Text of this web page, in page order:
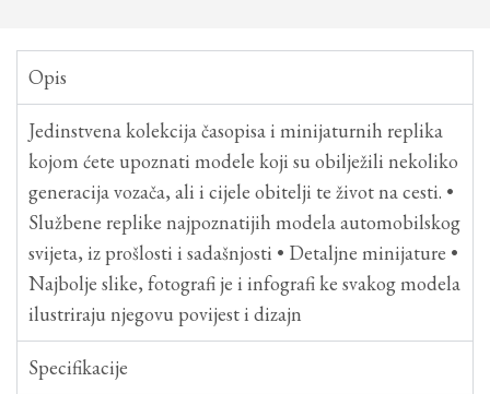
Opis
Jedinstvena kolekcija časopisa i minijaturnih replika
kojom ćete upoznati modele koji su obilježili nekoliko
generacija vozača, ali i cijele obitelji te život na cesti. •
Službene replike najpoznatijih modela automobilskog
svijeta, iz prošlosti i sadašnjosti • Detaljne minijature •
Najbolje slike, fotografi je i infografi ke svakog modela
ilustriraju njegovu povijest i dizajn
Specifikacije